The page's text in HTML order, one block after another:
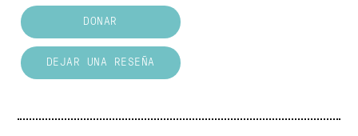
DONAR
DEJAR UNA RESEÑA